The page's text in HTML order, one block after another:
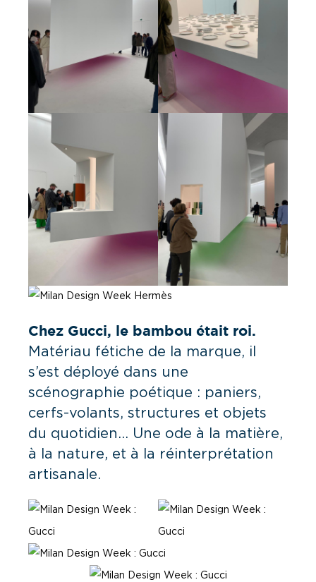
Chez Gucci, le bambou était roi.
Matériau fétiche de la marque, il
s’est déployé dans une
scénographie poétique : paniers,
cerfs-volants, structures et objets
du quotidien… Une ode à la matière,
à la nature, et à la réinterprétation
artisanale.